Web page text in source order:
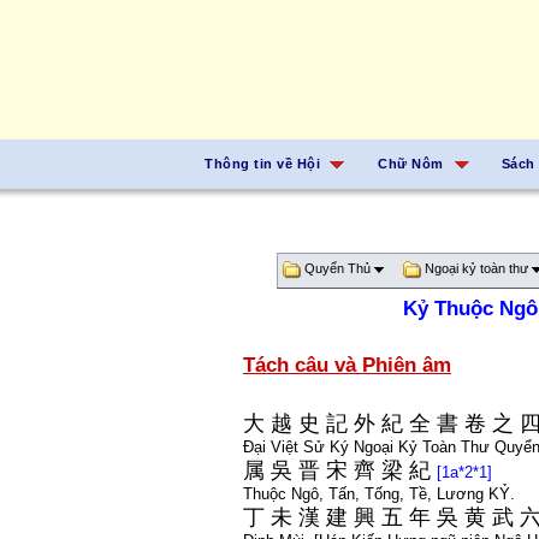
Thông tin về Hội Chữ Nôm Sách
Quyển Thủ Ngoại kỷ toàn thư
Kỷ Thuộc
Tách câu và Phiên âm
大 越 史 記 外 紀 全 書 卷 之
Đại Việt Sử Ký Ngoại Kỷ Toàn Thư
属 吳 晋 宋 齊 梁 紀 [1a*2*1]
Thuộc Ngô, Tấn, Tống, Tề, Lương KỶ.
丁 未 漢 建 興 五 年 吳 黄 武